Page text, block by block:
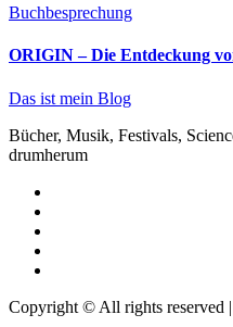
Buchbesprechung
ORIGIN – Die Entdeckung
Das ist mein Blog
Bücher, Musik, Festivals,
drumherum
Copyright © All rights reserved |